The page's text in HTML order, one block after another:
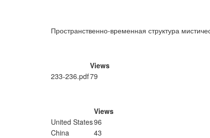
Пространственно-временная структура
Views
233-236.pdf79
Views
United States96
China
43